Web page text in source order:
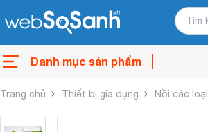
Danh mục sản phẩm
Trang chủ Thiết bị gia dụng Nồi các loại